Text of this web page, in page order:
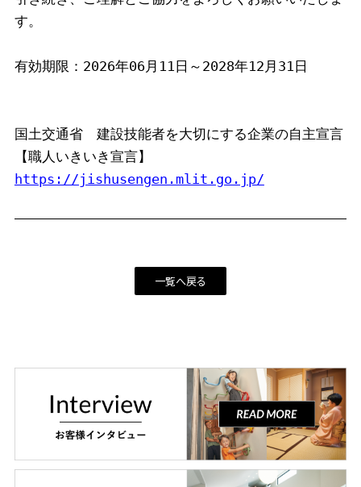
す。
有効期限：2026年06月11日～2028年12月31日
国土交通省　建設技能者を大切にする企業の自主宣言
【職人いきいき宣言】
https://jishusengen.mlit.go.jp/
一覧へ戻る